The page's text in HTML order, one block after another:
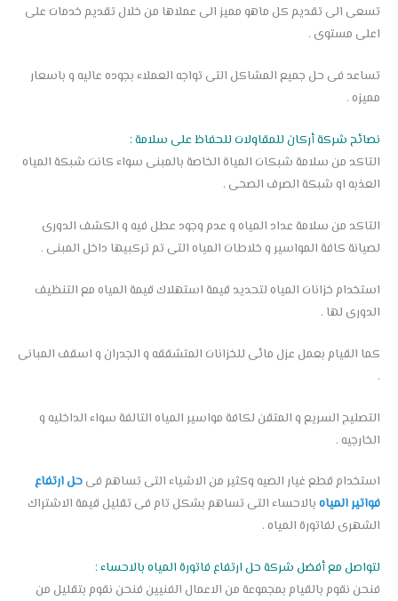
تسعى الى تقديم كل ماهو مميز الى عملاها من خلال تقديم خدمات على
اعلى مستوى .
تساعد فى حل جميع المشاكل التى تواجه العملاء بجوده عاليه و باسعار
مميزه .
نصائح شركة أركان للمقاولات للحفاظ على سلامة :
التاكد من سلامة شبكات المياة الخاصة بالمبنى سواء كانت شبكة المياه
العذبه او شبكة الصرف الصحى .
التاكد من سلامة عداد المياه و عدم وجود عطل فيه و الكشف الدورى
لصيانة كافة المواسير و خلاطات المياه التى تم تركبيها داخل المبنى .
استخدام خزانات المياه لتحديد قيمة استهلاك قيمة المياه مع التنظيف
الدورى لها .
كما القيام بعمل عزل مائى للخزانات المتشققه و الجدران و اسقف المبانى
.
التصليح السريع و المتقن لكافة مواسير المياه التالفة سواء الداخليه و
الخارجيه .
استخدام قطع غيار الصيه وكثير من الاشياء التى تساهم فىحل ارتفاع
فواتير المياهبالاحساء التى تساهم بشكل تام فى تقليل قيمة الاشتراك
الشهرى لفاتورة المياه .
لتواصل مع أفضل شركة حل ارتفاع فاتورة المياه بالاحساء :
فنحن نقوم بالقيام بمجموعة من الاعمال الفنيين فنحن نقوم بتقليل من